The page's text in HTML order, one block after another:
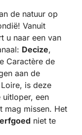
de natuur op
Vanuit
u naar een van
Decize,
Caractère de
aan de
is deze
een
mag missen. Het
niet te